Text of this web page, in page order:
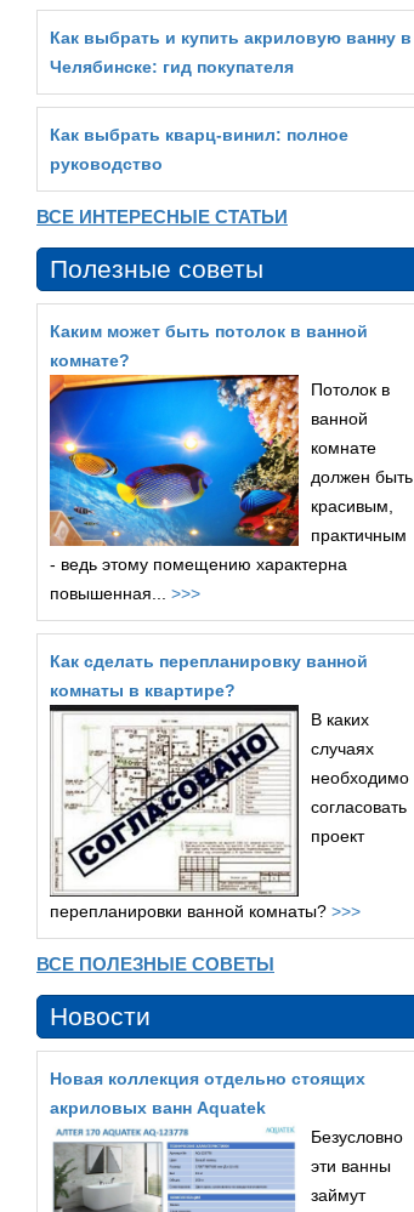
Как выбрать и купить акриловую ванну в
Челябинске: гид покупателя
Как выбрать кварц‑винил: полное
руководство
ВСЕ ИНТЕРЕСНЫЕ СТАТЬИ
Полезные советы
Каким может быть потолок в ванной
комнате?
Потолок в
ванной
комнате
должен быть
красивым,
практичным
- ведь этому помещению характерна
повышенная... >>>
Как сделать перепланировку ванной
комнаты в квартире?
В каких
случаях
необходимо
согласовать
проект
перепланировки ванной комнаты? >>>
ВСЕ ПОЛЕЗНЫЕ СОВЕТЫ
Новости
Новая коллекция отдельно стоящих
акриловых ванн Aquatek
Безусловно
эти ванны
займут